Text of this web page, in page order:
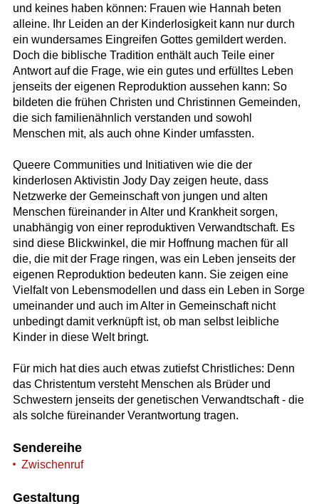
und keines haben können: Frauen wie Hannah beten
alleine. Ihr Leiden an der Kinderlosigkeit kann nur durch
ein wundersames Eingreifen Gottes gemildert werden.
Doch die biblische Tradition enthält auch Teile einer
Antwort auf die Frage, wie ein gutes und erfülltes Leben
jenseits der eigenen Reproduktion aussehen kann: So
bildeten die frühen Christen und Christinnen Gemeinden,
die sich familienähnlich verstanden und sowohl
Menschen mit, als auch ohne Kinder umfassten.
Queere Communities und Initiativen wie die der
kinderlosen Aktivistin Jody Day zeigen heute, dass
Netzwerke der Gemeinschaft von jungen und alten
Menschen füreinander in Alter und Krankheit sorgen,
unabhängig von einer reproduktiven Verwandtschaft. Es
sind diese Blickwinkel, die mir Hoffnung machen für all
die, die mit der Frage ringen, was ein Leben jenseits der
eigenen Reproduktion bedeuten kann. Sie zeigen eine
Vielfalt von Lebensmodellen und dass ein Leben in Sorge
umeinander und auch im Alter in Gemeinschaft nicht
unbedingt damit verknüpft ist, ob man selbst leibliche
Kinder in diese Welt bringt.
Für mich hat dies auch etwas zutiefst Christliches: Denn
das Christentum versteht Menschen als Brüder und
Schwestern jenseits der genetischen Verwandtschaft - die
als solche füreinander Verantwortung tragen.
Sendereihe
Zwischenruf
Gestaltung